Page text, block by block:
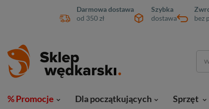
Darmowa dostawa
od 350 zł
Szybka
dostawa
bez
% Promocje Dla początkujących Sprzęt